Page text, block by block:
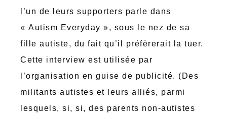
l’un de leurs supporters parle dans
« Autism Everyday », sous le nez de sa
fille autiste, du fait qu’il préfèrerait la tuer.
Cette interview est utilisée par
l’organisation en guise de publicité. (Des
militants autistes et leurs alliés, parmi
lesquels, si, si, des parents non-autistes